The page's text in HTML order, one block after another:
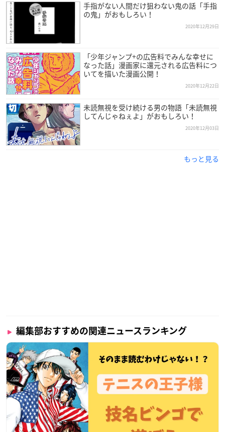
手指がない人間だけ狙わない鬼の話「手指
の鬼」がおもしろい！
2020年12月29日
「少年ジャンプ+の広告料でみんな幸せに
なった話」漫画家に還元される広告料につ
いてを描いた漫画公開！
2020年12月22日
未読無視を受け続ける男の物語「未読無視
してんじゃねぇよ」がおもしろい！
2020年12月03日
もっと見る
編集部おすすめの関連ニュースランキング